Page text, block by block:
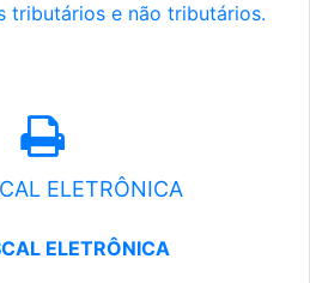
tributários e não tributários.
ELETRÔNICA
ELETRÔNICA